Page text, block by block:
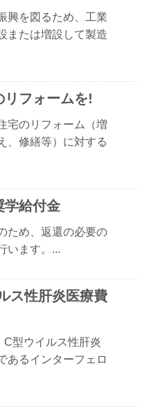
興を図るため、工業
または増設して製造
リフォームを!
宅のリフォーム（増
、修繕等）に対する
学給付金
ため、返還の必要の
います。...
ス性肝炎医療費
型ウイルス性肝炎
あるインターフェロ